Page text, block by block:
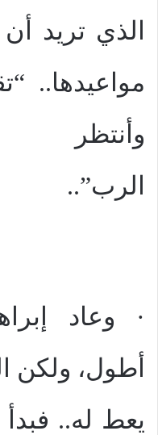
الذي تريد
مواعيدها..
وأنتظر
الرب”..
· وعاد
أطول، ولكن
يعط له..